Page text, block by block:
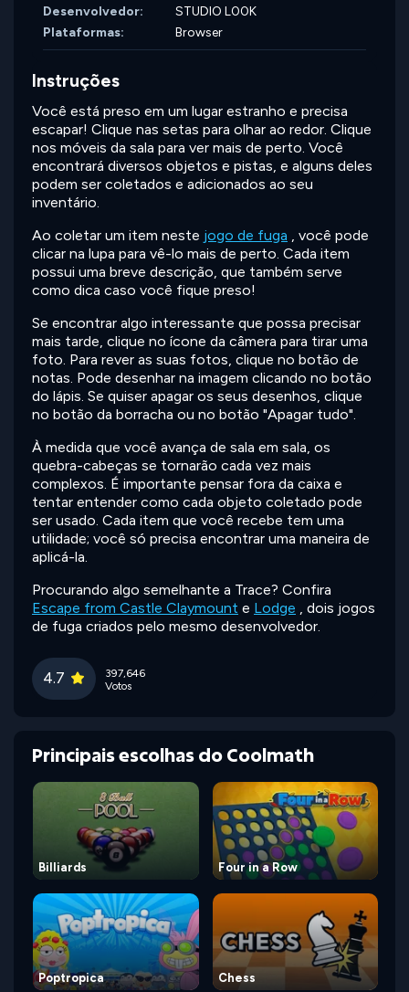
Desenvolvedor:
STUDIO L00K
Plataformas:
Browser
Instruções
Você está preso em um lugar estranho e precisa
escapar! Clique nas setas para olhar ao redor. Clique
nos móveis da sala para ver mais de perto. Você
encontrará diversos objetos e pistas, e alguns deles
podem ser coletados e adicionados ao seu
inventário.
Ao coletar um item neste jogo de fuga , você pode
clicar na lupa para vê-lo mais de perto. Cada item
possui uma breve descrição, que também serve
como dica caso você fique preso!
Se encontrar algo interessante que possa precisar
mais tarde, clique no ícone da câmera para tirar uma
foto. Para rever as suas fotos, clique no botão de
notas. Pode desenhar na imagem clicando no botão
do lápis. Se quiser apagar os seus desenhos, clique
no botão da borracha ou no botão "Apagar tudo".
À medida que você avança de sala em sala, os
quebra-cabeças se tornarão cada vez mais
complexos. É importante pensar fora da caixa e
tentar entender como cada objeto coletado pode
ser usado. Cada item que você recebe tem uma
utilidade; você só precisa encontrar uma maneira de
aplicá-la.
Procurando algo semelhante a Trace? Confira
Escape from Castle Claymount e Lodge , dois jogos
de fuga criados pelo mesmo desenvolvedor.
4.7
397,646
Votos
Principais escolhas do Coolmath
Billiards Four in a Row
Poptropica Chess